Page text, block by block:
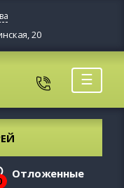
20
☰
Отложенные